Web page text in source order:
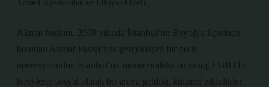
Temel Kavramlar ve Olayın Özeti
Akmar baskını, 2008 yılında İstanbul’un Beyoğlu ilçesinde
bulunan Akmar Pasajı’nda gerçekleşen bir polis
operasyonudur. İstanbul’un merkezindeki bu pasaj, LGBTİ+
bireylerin sosyal olarak bir araya geldiği, kültürel etkinlikler